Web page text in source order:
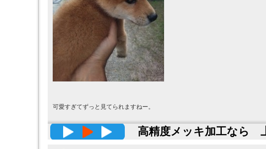
可愛すぎてずっと見てられますねー。
高精度メッキ加工なら 上